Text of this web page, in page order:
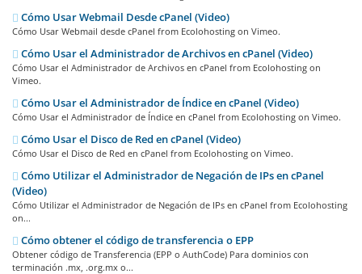
Cómo Usar Webmail Desde cPanel (Video)
Cómo Usar Webmail desde cPanel from Ecolohosting on Vimeo.
Cómo Usar el Administrador de Archivos en cPanel (Video)
Cómo Usar el Administrador de Archivos en cPanel from Ecolohosting on
Vimeo.
Cómo Usar el Administrador de Índice en cPanel (Video)
Cómo Usar el Administrador de Índice en cPanel from Ecolohosting on Vimeo.
Cómo Usar el Disco de Red en cPanel (Video)
Cómo Usar el Disco de Red en cPanel from Ecolohosting on Vimeo.
Cómo Utilizar el Administrador de Negación de IPs en cPanel
(Video)
Cómo Utilizar el Administrador de Negación de IPs en cPanel from Ecolohosting
on...
Cómo obtener el código de transferencia o EPP
Obtener código de Transferencia (EPP o AuthCode) Para dominios con
terminación .mx, .org.mx o...